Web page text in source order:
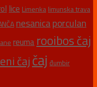
lice Limenka limunska trava
nesanicaporculan
reuma rooibos čaj
čajčaj đumbir